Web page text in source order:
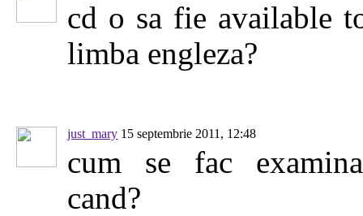
cd o sa fie available
limba engleza?
just_mary 15 septembrie 2011, 12:48
cum se fac
cand?